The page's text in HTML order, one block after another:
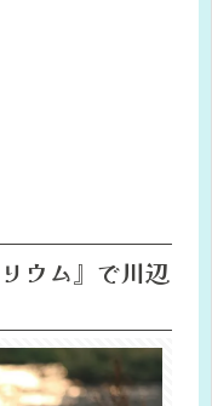
ウム』で川辺